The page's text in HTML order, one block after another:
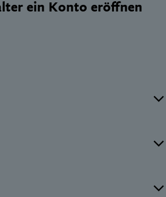
ein Konto eröffnen